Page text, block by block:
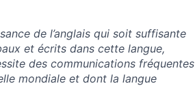
de l’anglais qui soit suffisante
et écrits dans cette langue,
des communications fréquentes
mondiale et dont la langue